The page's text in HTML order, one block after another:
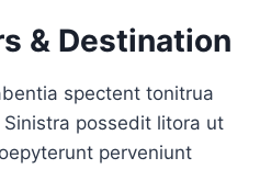
& Destination
spectent tonitrua
possedit litora ut
perveniunt